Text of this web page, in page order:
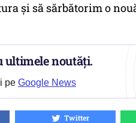
și să sărbătorim o
ultimele noutăți.
pe Google News
Twitter